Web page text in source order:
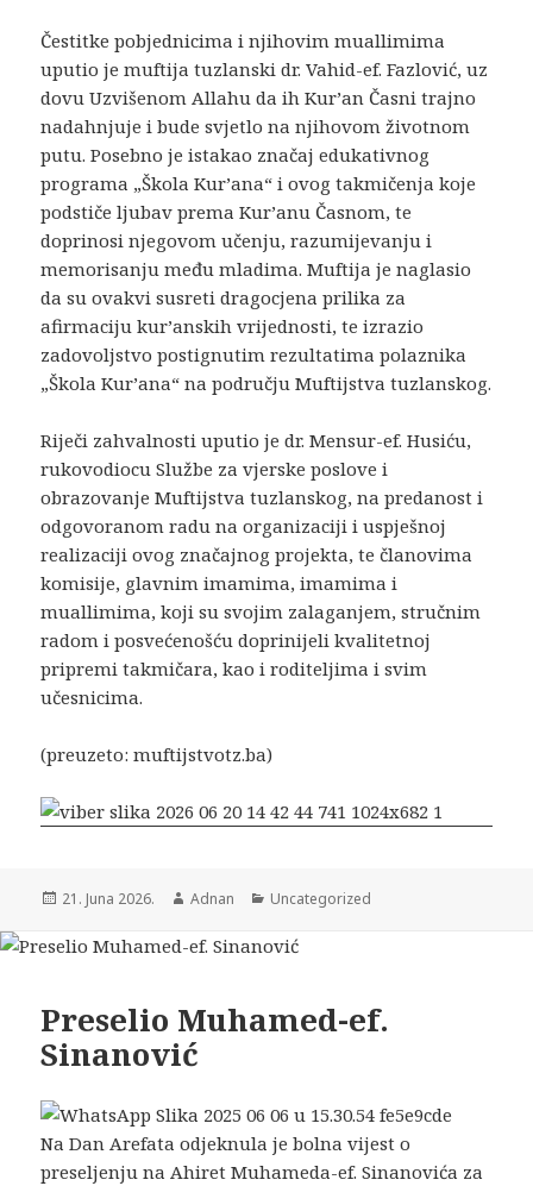
Čestitke pobjednicima i njihovim muallimima
uputio je muftija tuzlanski dr. Vahid-ef. Fazlović, uz
dovu Uzvišenom Allahu da ih Kur’an Časni trajno
nadahnjuje i bude svjetlo na njihovom životnom
putu. Posebno je istakao značaj edukativnog
programa „Škola Kur’ana“ i ovog takmičenja koje
podstiče ljubav prema Kur’anu Časnom, te
doprinosi njegovom učenju, razumijevanju i
memorisanju među mladima. Muftija je naglasio
da su ovakvi susreti dragocjena prilika za
afirmaciju kur’anskih vrijednosti, te izrazio
zadovoljstvo postignutim rezultatima polaznika
„Škola Kur’ana“ na području Muftijstva tuzlanskog.
Riječi zahvalnosti uputio je dr. Mensur-ef. Husiću,
rukovodiocu Službe za vjerske poslove i
obrazovanje Muftijstva tuzlanskog, na predanost i
odgovoranom radu na organizaciji i uspješnoj
realizaciji ovog značajnog projekta, te članovima
komisije, glavnim imamima, imamima i
muallimima, koji su svojim zalaganjem, stručnim
radom i posvećenošću doprinijeli kvalitetnoj
pripremi takmičara, kao i roditeljima i svim
učesnicima.
(preuzeto: muftijstvotz.ba)
21. Juna 2026. Adnan Uncategorized
Preselio Muhamed-ef.
Sinanović
Na Dan Arefata odjeknula je bolna vijest o
preseljenju na Ahiret Muhameda-ef. Sinanovića za